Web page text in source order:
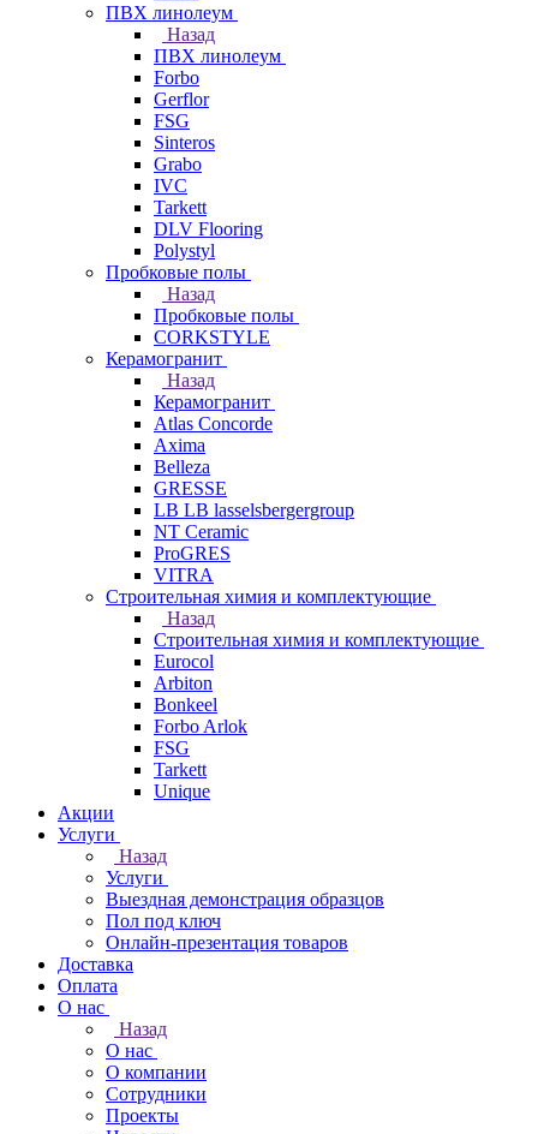
ПВХ линолеум
Назад
ПВХ линолеум
Forbo
Gerflor
FSG
Sinteros
Grabo
IVC
Tarkett
DLV Flooring
Polystyl
Пробковые полы
Назад
Пробковые полы
CORKSTYLE
Керамогранит
Назад
Керамогранит
Atlas Concorde
Axima
Belleza
GRESSE
LB LB lasselsbergergroup
NT Ceramic
ProGRES
VITRA
Строительная химия и комплектующие
Назад
Строительная химия и комплектующие
Eurocol
Arbiton
Bonkeel
Forbo Arlok
FSG
Tarkett
Unique
Акции
Услуги
Назад
Услуги
Выездная демонстрация образцов
Пол под ключ
Онлайн-презентация товаров
Доставка
Оплата
О нас
Назад
О нас
О компании
Сотрудники
Проекты